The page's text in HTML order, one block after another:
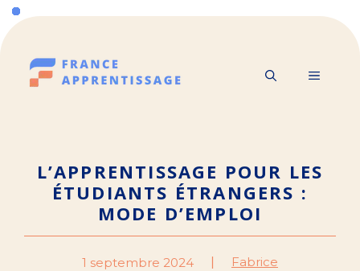
Aller
au
contenu
MENU
L’APPRENTISSAGE POUR LES
ÉTUDIANTS ÉTRANGERS :
MODE D’EMPLOI
1 septembre 2024 Fabrice